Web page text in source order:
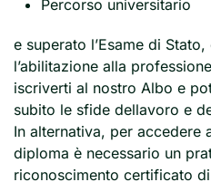
Percorso universitario
e superato l’Esame di
l’abilitazione alla
iscriverti al nostro Albo e
subito le sfide dellavoro e
In alternativa, per accedere
diploma è necessario un
riconoscimento certificato